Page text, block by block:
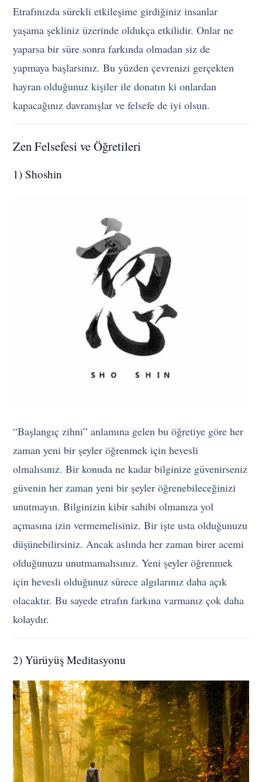
Etrafınızda sürekli etkileşime girdiğiniz insanlar
yaşama şekliniz üzerinde oldukça etkilidir. Onlar ne
yaparsa bir süre sonra farkında olmadan siz de
yapmaya başlarsınız. Bu yüzden çevrenizi gerçekten
hayran olduğunuz kişiler ile donatın ki onlardan
kapacağınız davranışlar ve felsefe de iyi olsun.
Zen Felsefesi ve Öğretileri
1) Shoshin
“Başlangıç zihni” anlamına gelen bu öğretiye göre her
zaman yeni bir şeyler öğrenmek için hevesli
olmalısınız. Bir konuda ne kadar bilginize güvenirseniz
güvenin her zaman yeni bir şeyler öğrenebileceğinizi
unutmayın. Bilginizin kibir sahibi olmanıza yol
açmasına izin vermemelisiniz. Bir işte usta olduğunuzu
düşünebilirsiniz. Ancak aslında her zaman birer acemi
olduğunuzu unutmamalısınız. Yeni şeyler öğrenmek
için hevesli olduğunuz sürece algılarınız daha açık
olacaktır. Bu sayede etrafın farkına varmanız çok daha
kolaydır.
2) Yürüyüş Meditasyonu